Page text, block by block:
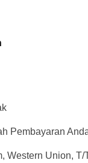
Pembayaran
Western Union, T/